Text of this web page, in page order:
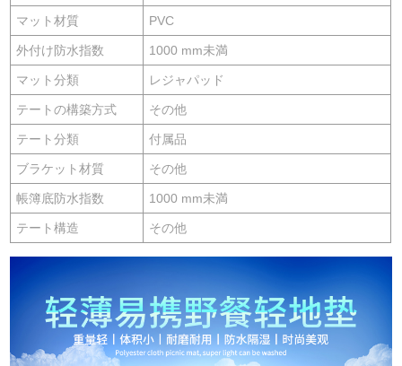
マット材質 PVC
外付け防水指数 1000 mm未満
マット分類 レジャパッド
テートの構築方式 その他
テート分類 付属品
ブラケット材質 その他
帳簿底防水指数 1000 mm未満
テート構造 その他